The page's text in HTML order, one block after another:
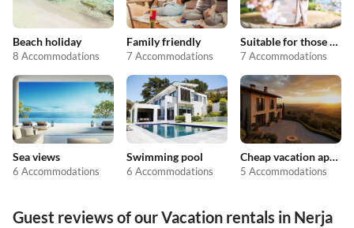
Beach holiday
8 Accommodations
Family friendly
7 Accommodations
Suitable for those with allergies
7 Accommodations
Sea views
6 Accommodations
Swimming pool
6 Accommodations
Cheap vacation apartments
5 Accommodations
Guest reviews of our Vacation rentals in Nerja